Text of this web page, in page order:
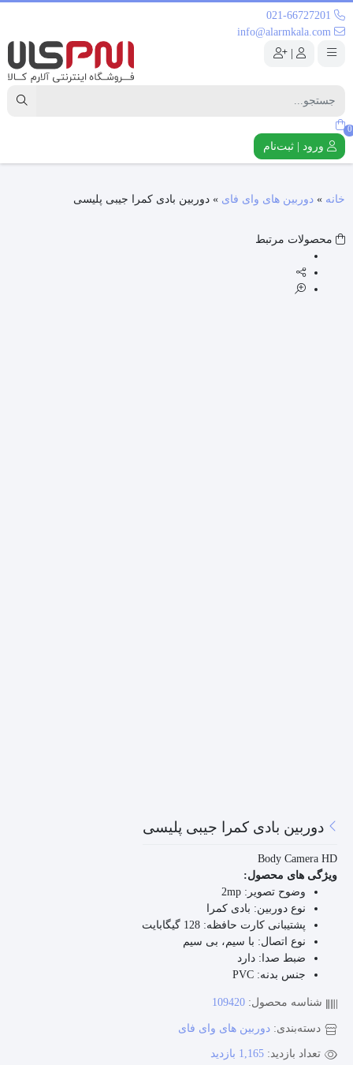
0
ورود | ثبت‌نام
خانه » دوربین های وای فای » دوربین بادی کمرا جیبی پلیسی
محصولات مرتبط
دوربین بادی کمرا جیبی پلیسی
Body Camera HD
ویژگی های محصول:
وضوح تصویر: 2mp
نوع دوربین: بادی کمرا
پشتیبانی کارت حافظه: 128 گیگابایت
نوع اتصال: با سیم، بی سیم
ضبط صدا: دارد
جنس بدنه: PVC
شناسه محصول: 109420
دسته‌بندی: دوربین های وای فای
تعداد بازدید: 1,165 بازدید